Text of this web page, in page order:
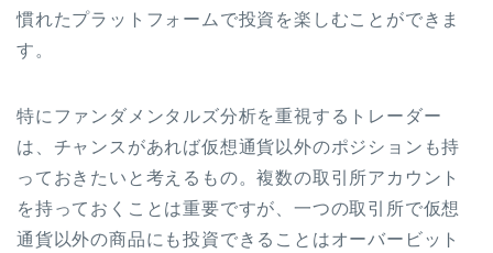
慣れたプラットフォームで投資を楽しむことができま
す。
特にファンダメンタルズ分析を重視するトレーダー
は、チャンスがあれば仮想通貨以外のポジションも持
っておきたいと考えるもの。複数の取引所アカウント
を持っておくことは重要ですが、一つの取引所で仮想
通貨以外の商品にも投資できることはオーバービット